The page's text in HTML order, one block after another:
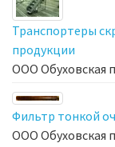
Транспортеры
продукции
ООО Обуховская
Фильтр тонкой
ООО Обуховская